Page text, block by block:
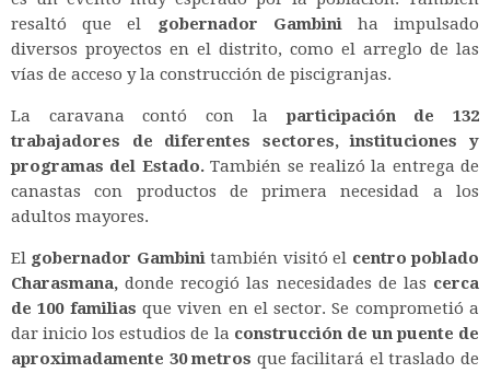
resaltó que el gobernador Gambiniha impulsado
diversos proyectos en el distrito, como el arreglo de las
vías de acceso y la construcción de piscigranjas.
La caravana contó con la participación de 132
trabajadores de diferentes sectores, instituciones y
programas del Estado.También se realizó la entrega de
canastas con productos de primera necesidad a los
adultos mayores.
El gobernador Gambinitambién visitó el centro poblado
Charasmana, donde recogió las necesidades de las cerca
de 100 familias que viven en el sector. Se comprometió a
dar inicio los estudios de la construcción de un puente de
aproximadamente 30 metros que facilitará el traslado de